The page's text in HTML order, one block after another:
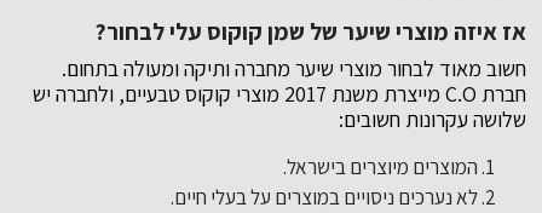
אז איזה מוצרי שיער של שמן קוקוס עלי לבחור?
חשוב מאוד לבחור מוצרי שיער מחברה ותיקה ומעולה בתחום.
חברת C.O מייצרת משנת 2017 מוצרי קוקוס טבעיים, ולחברה יש
שלושה עקרונות חשובים:
המוצרים מיוצרים בישראל.
לא נערכים ניסויים במוצרים על בעלי חיים.